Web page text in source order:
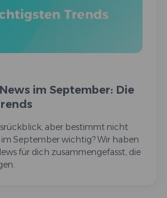
im September: Die
aber bestimmt nicht
im September wichtig? Wir haben
für dich zusammengefasst, die